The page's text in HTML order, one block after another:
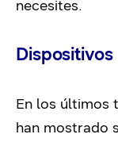
necesites.
En los últimos
han mostrado